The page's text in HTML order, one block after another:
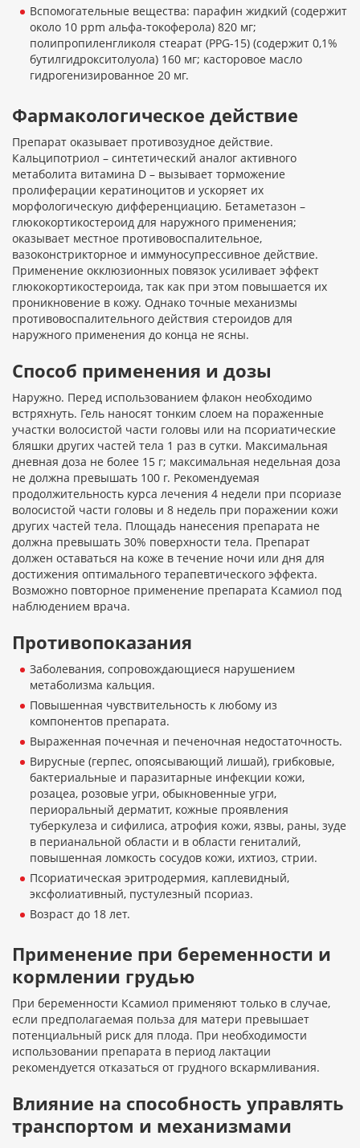
Вспомогательные вещества: парафин жидкий (содержит
около 10 ppm альфа-токоферола) 820 мг;
полипропиленгликоля стеарат (PPG-15) (содержит 0,1%
бутилгидрокситолуола) 160 мг; касторовое масло
гидрогенизированное 20 мг.
Фармакологическое действие
Препарат оказывает противозудное действие.
Кальципотриол – синтетический аналог активного
метаболита витамина D – вызывает торможение
пролиферации кератиноцитов и ускоряет их
морфологическую дифференциацию. Бетаметазон –
глюкокортикостероид для наружного применения;
оказывает местное противовоспалительное,
вазоконстрикторное и иммуносупрессивное действие.
Применение окклюзионных повязок усиливает эффект
глюкокортикостероида, так как при этом повышается их
проникновение в кожу. Однако точные механизмы
противовоспалительного действия стероидов для
наружного применения до конца не ясны.
Способ применения и дозы
Наружно. Перед использованием флакон необходимо
встряхнуть. Гель наносят тонким слоем на пораженные
участки волосистой части головы или на псориатические
бляшки других частей тела 1 раз в сутки. Максимальная
дневная доза не более 15 г; максимальная недельная доза
не должна превышать 100 г. Рекомендуемая
продолжительность курса лечения 4 недели при псориазе
волосистой части головы и 8 недель при поражении кожи
других частей тела. Площадь нанесения препарата не
должна превышать 30% поверхности тела. Препарат
должен оставаться на коже в течение ночи или дня для
достижения оптимального терапевтического эффекта.
Возможно повторное применение препарата Ксамиол под
наблюдением врача.
Противопоказания
Заболевания, сопровождающиеся нарушением
метаболизма кальция.
Повышенная чувствительность к любому из
компонентов препарата.
Выраженная почечная и печеночная недостаточность.
Вирусные (герпес, опоясывающий лишай), грибковые,
бактериальные и паразитарные инфекции кожи,
розацеа, розовые угри, обыкновенные угри,
периоральный дерматит, кожные проявления
туберкулеза и сифилиса, атрофия кожи, язвы, раны, зуде
в перианальной области и в области гениталий,
повышенная ломкость сосудов кожи, ихтиоз, стрии.
Псориатическая эритродермия, каплевидный,
эксфолиативный, пустулезный псориаз.
Возраст до 18 лет.
Применение при беременности и
кормлении грудью
При беременности Ксамиол применяют только в случае,
если предполагаемая польза для матери превышает
потенциальный риск для плода. При необходимости
использовании препарата в период лактации
рекомендуется отказаться от грудного вскармливания.
Влияние на способность управлять
транспортом и механизмами